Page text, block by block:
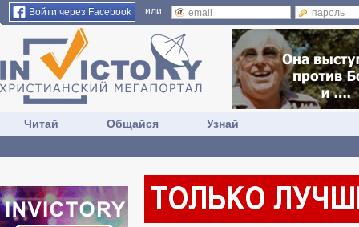
Войти через Facebook или
Читай Общайся Узнай